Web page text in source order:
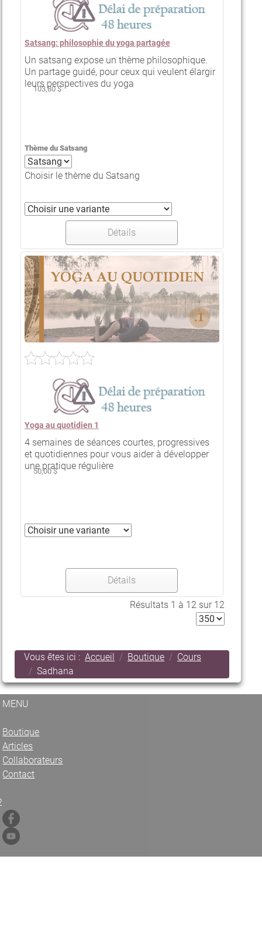
Satsang: philosophie du yoga partagée
Un satsang expose un thème philosophique.
Un partage guidé, pour ceux qui veulent élargir
leurs perspectives du yoga
103,80 $
Thème du Satsang
Choisir le thème du Satsang
Détails
Yoga au quotidien 1
4 semaines de séances courtes, progressives
et quotidiennes pour vous aider à développer
une pratique régulière
50,00 $
Détails
Résultats 1 à 12 sur 12
Vous êtes ici : Accueil Boutique
Cours
Sadhana
MENU
Boutique
Articles
Collaborateurs
Contact